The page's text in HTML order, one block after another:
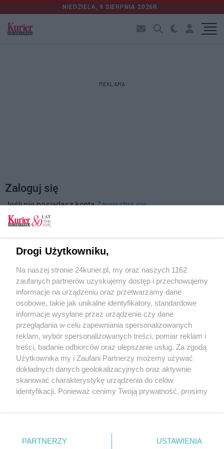
NIEDZIELA, 9 SIERPNIA 2026R.
REKLAMA
Zaloguj się
Jeśli nie posiadasz kontaZarejestruj się
Zapamiętać?
Zaloguj
Zapomniałem hasła
Copyright © 2022 Kurier Szczeciński sp. z o.o.
Drogi Użytkowniku,
Na naszej stronie 24kurier.pl, my oraz naszych 1162
zaufanych partnerów uzyskujemy dostęp i przechowujemy
informacje na urządzeniu oraz przetwarzamy dane
osobowe, takie jak unikalne identyfikatory, standardowe
informacje wysyłane przez urządzenie czy dane
przeglądania w celu zapewniania spersonalizowanych
reklam, wybór spersonalizowanych treści, pomiar reklam i
treści, badanie odbiorców oraz ulepszanie usług. Za zgodą
Użytkownika my i Zaufani Partnerzy możemy używać
dokładnych danych geolokalizacyjnych oraz aktywnie
skanować charakterystykę urządzenia do celów
identyfikacji. Ponieważ cenimy Twoją prywatność, prosimy
prywatności znajdujący się w lewym dolnym rogu strony
. Niektóre rodzaje przetwarzania danych nie wymagają
PARTNERZY USTAWIENIA